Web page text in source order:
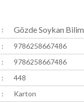
: Gözde Soykan Bilim
:
9786258667486
:
9786258667486
:
448
:
Karton